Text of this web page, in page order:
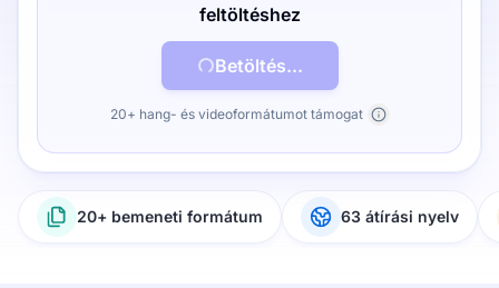
feltöltéshez
Betöltés...
20+ hang- és videoformátumot támogat
20+ bemeneti formátum 63 átírási nyelv